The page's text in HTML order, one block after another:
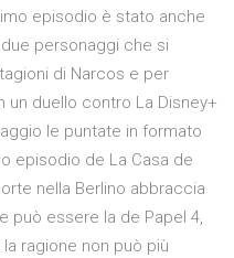
episodio è stato anche
personaggi che si
di Narcos e per
duello contro La Disney+
le puntate in formato
episodio de La Casa de
nella Berlino abbraccia
può essere la de Papel 4,
ragione non può più